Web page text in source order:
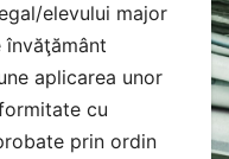
elevului major
aplicarea unor
cu
prin ordin